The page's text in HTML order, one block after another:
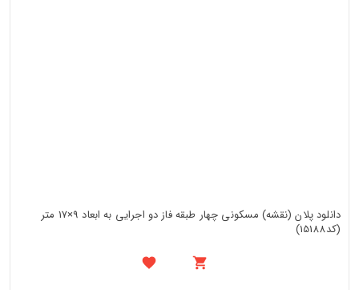
دانلود پلان (نقشه) مسکونی چهار طبقه فاز دو اجرایی به ابعاد 9×17 متر
(کد15188)